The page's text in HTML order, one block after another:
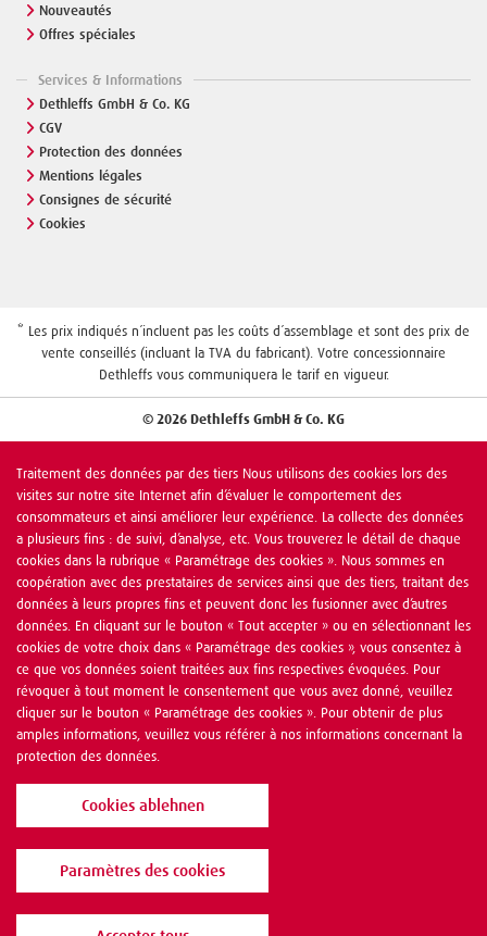
Nouveautés
Offres spéciales
Services & Informations
Dethleffs GmbH & Co. KG
CGV
Protection des données
Mentions légales
Consignes de sécurité
Cookies
* Les prix indiqués n´incluent pas les coûts d´assemblage et sont des prix de
vente conseillés (incluant la TVA du fabricant). Votre concessionnaire
Dethleffs vous communiquera le tarif en vigueur.
© 2026 Dethleffs GmbH & Co. KG
Traitement des données par des tiers Nous utilisons des cookies lors des
visites sur notre site Internet afin d’évaluer le comportement des
consommateurs et ainsi améliorer leur expérience. La collecte des données
a plusieurs fins : de suivi, d’analyse, etc. Vous trouverez le détail de chaque
cookies dans la rubrique « Paramétrage des cookies ». Nous sommes en
coopération avec des prestataires de services ainsi que des tiers, traitant des
données à leurs propres fins et peuvent donc les fusionner avec d’autres
données. En cliquant sur le bouton « Tout accepter » ou en sélectionnant les
cookies de votre choix dans « Paramétrage des cookies », vous consentez à
ce que vos données soient traitées aux fins respectives évoquées. Pour
révoquer à tout moment le consentement que vous avez donné, veuillez
cliquer sur le bouton « Paramétrage des cookies ». Pour obtenir de plus
amples informations, veuillez vous référer à nos informations concernant la
protection des données.
Cookies ablehnen
Paramètres des cookies